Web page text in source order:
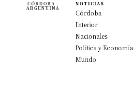
CÓRDOBA -
ARGENTINA
NOTICIAS
Córdoba
Interior
Nacionales
Política y Economía
Mundo